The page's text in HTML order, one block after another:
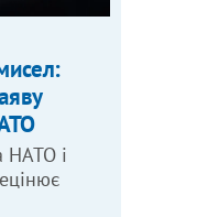
НАТО і